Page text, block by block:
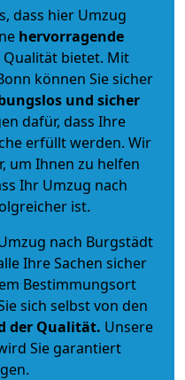
dass hier Umzug
hervorragende
Qualität bietet. Mit
können Sie sicher
und sicher
dafür, dass Ihre
erfüllt werden. Wir
um Ihnen zu helfen
Ihr Umzug nach
ist.
nach Burgstädt
Ihre Sachen sicher
Bestimmungsort
sich selbst von den
der Qualität. Unsere
Sie garantiert